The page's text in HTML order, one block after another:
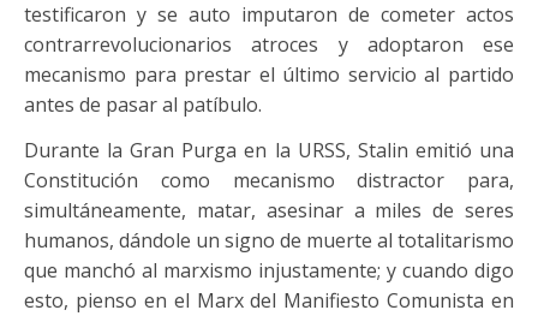
testificaron y se auto imputaron de cometer actos
contrarrevolucionarios atroces y adoptaron ese
mecanismo para prestar el último servicio al partido
antes de pasar al patíbulo.
Durante la Gran Purga en la URSS, Stalin emitió una
Constitución como mecanismo distractor para,
simultáneamente, matar, asesinar a miles de seres
humanos, dándole un signo de muerte al totalitarismo
que manchó al marxismo injustamente; y cuando digo
esto, pienso en el Marx del Manifiesto Comunista en